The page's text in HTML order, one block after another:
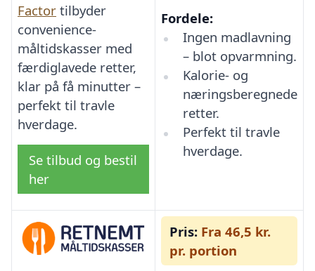
Factor tilbyder
convenience-
måltidskasser med
færdiglavede retter,
klar på få minutter –
perfekt til travle
hverdage.
Se tilbud og bestil
her
Fordele:
Ingen madlavning
– blot opvarmning.
Kalorie- og
næringsberegnede
retter.
Perfekt til travle
hverdage.
Pris: Fra 46,5 kr.
pr. portion